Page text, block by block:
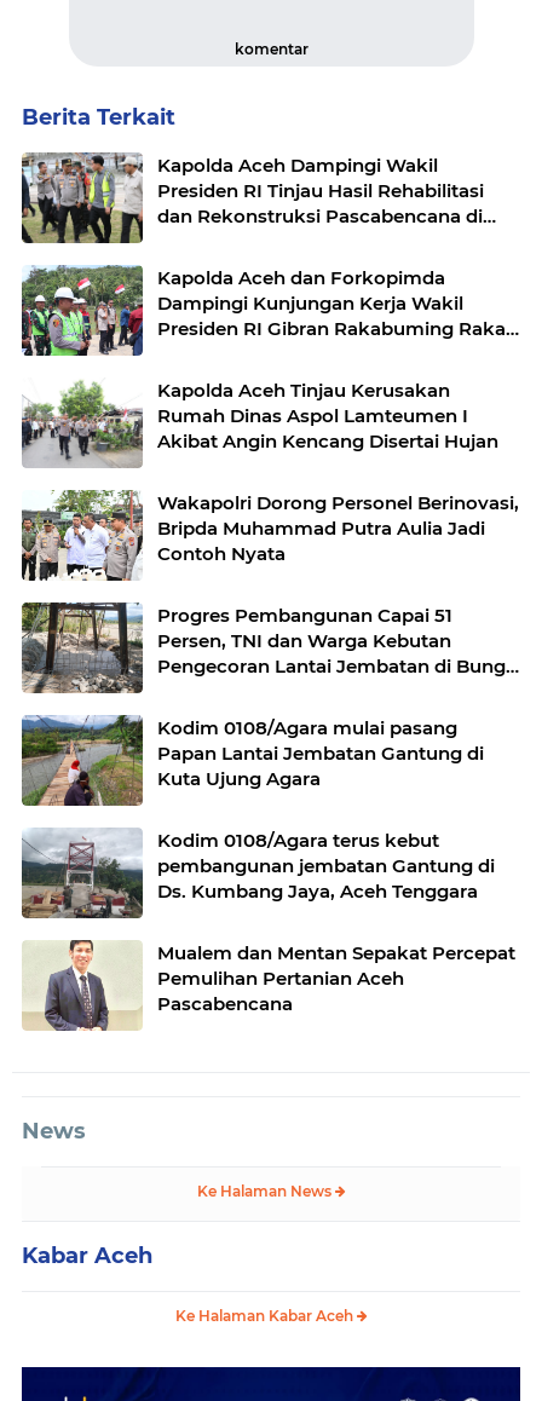
komentar
Berita Terkait
Kapolda Aceh Dampingi Wakil
Presiden RI Tinjau Hasil Rehabilitasi
dan Rekonstruksi Pascabencana di
Kapolda Aceh dan Forkopimda
Dampingi Kunjungan Kerja Wakil
Presiden RI Gibran Rakabuming Raka
Kapolda Aceh Tinjau Kerusakan
Rumah Dinas Aspol Lamteumen I
Akibat Angin Kencang Disertai Hujan
Wakapolri Dorong Personel Berinovasi,
Bripda Muhammad Putra Aulia Jadi
Contoh Nyata
Progres Pembangunan Capai 51
Persen, TNI dan Warga Kebutan
Pengecoran Lantai Jembatan di Bunga
Kodim 0108/Agara mulai pasang
Papan Lantai Jembatan Gantung di
Kuta Ujung Agara
Kodim 0108/Agara terus kebut
pembangunan jembatan Gantung di
Ds. Kumbang Jaya, Aceh Tenggara
Mualem dan Mentan Sepakat Percepat
Pemulihan Pertanian Aceh
Pascabencana
News
Ke Halaman News
Kabar Aceh
Ke Halaman Kabar Aceh